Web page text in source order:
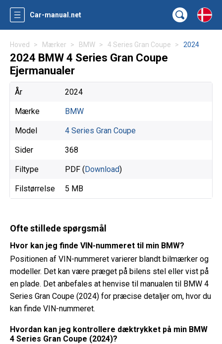
Car-manual.net
Hoved Mærker BMW 4 Series Gran Coupe 2024
2024 BMW 4 Series Gran Coupe
Ejermanualer
År 2024
Mærke BMW
Model 4 Series Gran Coupe
Sider 368
Filtype PDF (Download)
Filstørrelse 5 MB
Ofte stillede spørgsmål
Hvor kan jeg finde VIN-nummeret til min BMW?
Positionen af ​​VIN-nummeret varierer blandt bilmærker og
modeller. Det kan være præget på bilens stel eller vist på
en plade. Det anbefales at henvise til manualen til BMW 4
Series Gran Coupe (2024) for præcise detaljer om, hvor du
kan finde VIN-nummeret.
Hvordan kan jeg kontrollere dæktrykket på min BMW
4 Series Gran Coupe (2024)?